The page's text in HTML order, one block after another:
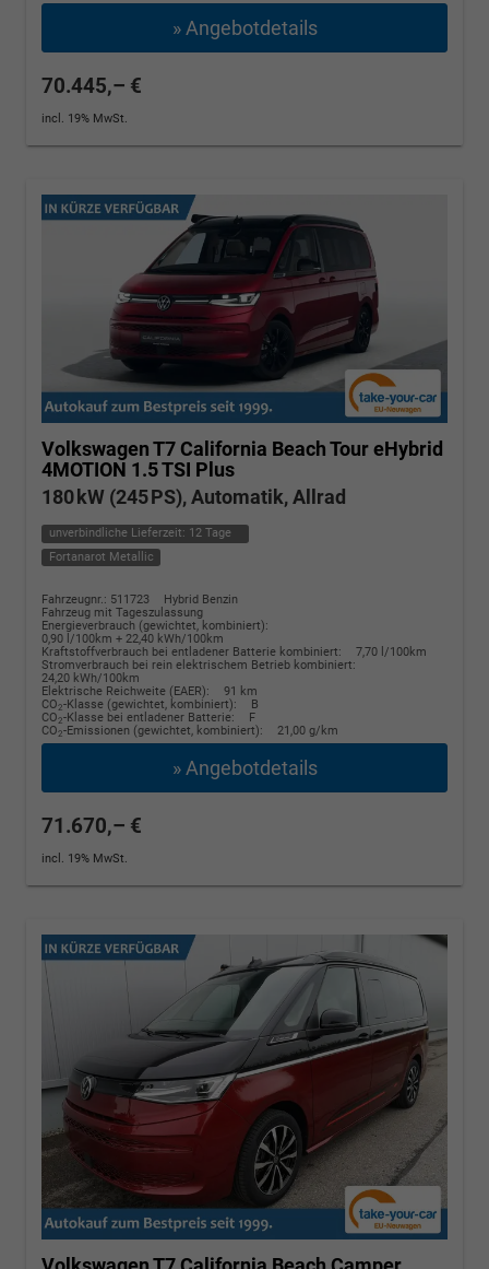
» Angebotdetails
70.445,– €
incl. 19% MwSt.
Volkswagen T7 California Beach Tour eHybrid
4MOTION 1.5 TSI Plus
180 kW (245 PS), Automatik, Allrad
unverbindliche Lieferzeit: 12 Tage
Fortanarot Metallic
Fahrzeugnr.: 511723
Hybrid Benzin
Fahrzeug mit Tageszulassung
Energieverbrauch (gewichtet, kombiniert):
0,90 l/100km + 22,40 kWh/100km
Kraftstoffverbrauch bei entladener Batterie kombiniert:
7,70 l/100km
Stromverbrauch bei rein elektrischem Betrieb kombiniert:
24,20 kWh/100km
Elektrische Reichweite (EAER):
91 km
CO2-Klasse (gewichtet, kombiniert):
B
CO2-Klasse bei entladener Batterie:
F
CO2-Emissionen (gewichtet, kombiniert): 21,00 g/km
» Angebotdetails
71.670,– €
incl. 19% MwSt.